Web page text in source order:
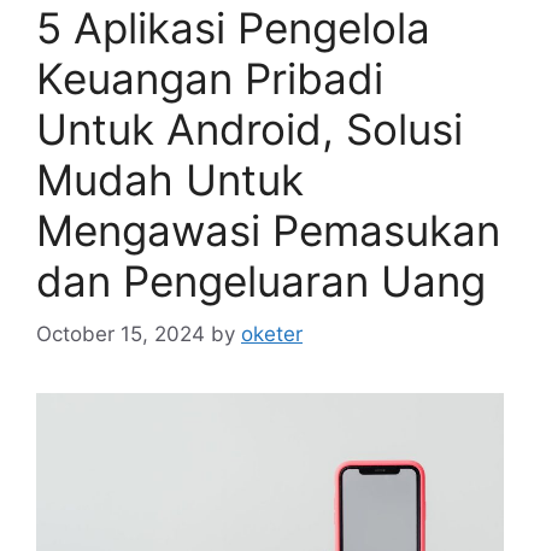
5 Aplikasi Pengelola
Keuangan Pribadi
Untuk Android, Solusi
Mudah Untuk
Mengawasi Pemasukan
dan Pengeluaran Uang
October 15, 2024 by oketer